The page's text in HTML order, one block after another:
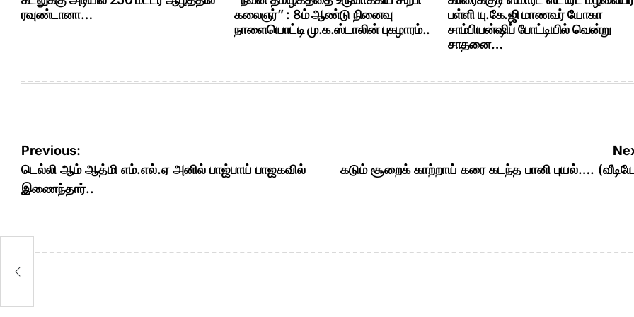
ரவுண்டானா…
கலைஞர்” : 8ம் ஆண்டு நினைவு
நாளையொட்டி மு.க.ஸ்டாலின் புகழாரம்..
பள்ளி யு.கே.ஜி மாணவர் யோகா
சாம்பியன்ஷிப் போட்டியில் வென்று
சாதனை…
Post
navigation
Previous:
டெல்லி ஆம் ஆத்மி எம்.எல்.ஏ அனில் பாஜ்பாய் பாஜகவில்
இணைந்தார்..
கடும் சூறைக் காற்றாய் கரை கடந்த பானி புயல்….